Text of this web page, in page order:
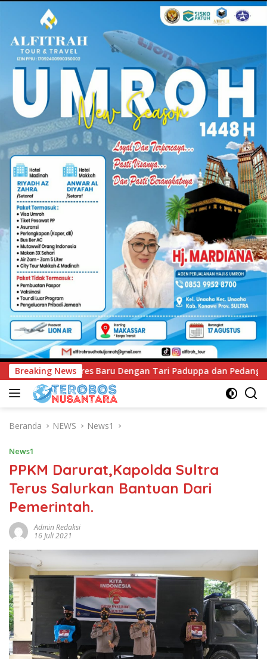
Breaking News
Tari Paduppa dan Pedang Pora Pegadaian Kanwil VI
Beranda NEWS News1
News1
PPKM Darurat,Kapolda Sultra
Terus Salurkan Bantuan Dari
Pemerintah.
Admin Redaksi
16 Juli 2021